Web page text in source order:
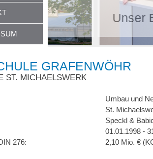
Unser
GRAFENWÖHR
ST. MICHAELSWERK
Umbau und
St.
Speckl &
01.01.1998 -
276:
2,10 Mio. €